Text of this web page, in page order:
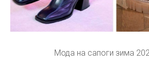
Мода на сапоги зима